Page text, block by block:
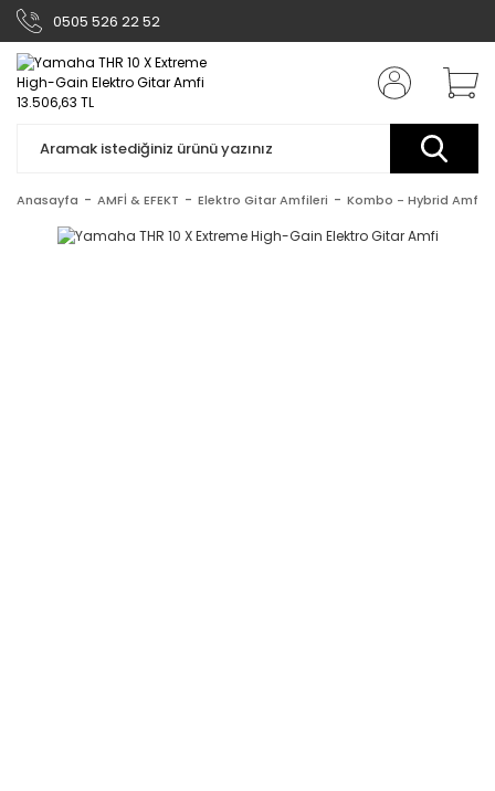
0505 526 22 52
Anasayfa AMFİ & EFEKT Elektro Gitar Amfileri Kombo - Hybrid